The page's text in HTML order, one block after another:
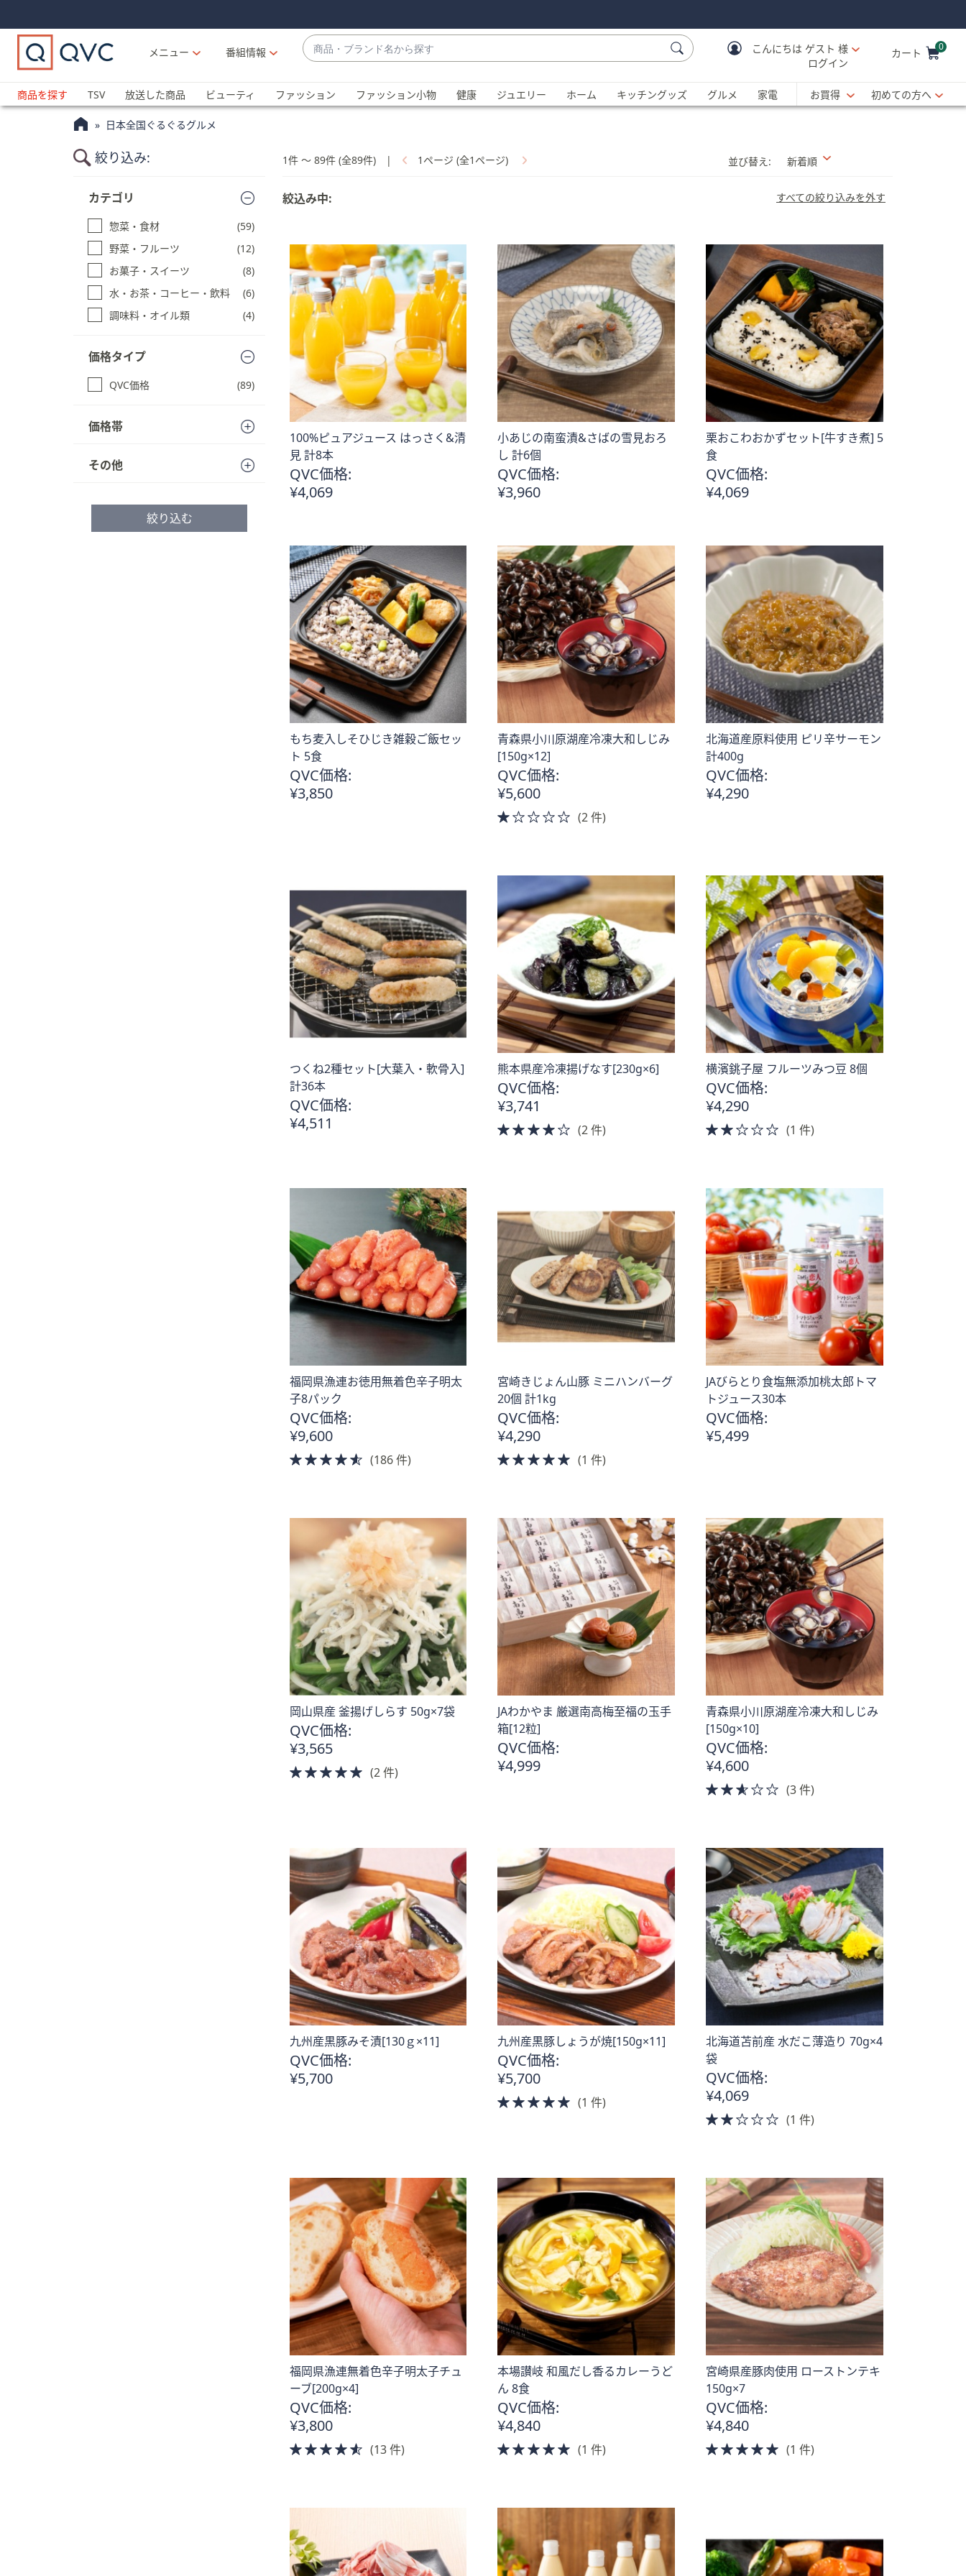
Links
Links2
メニュー
番組情報
商
品・
ラ
ン
か
探
補
が
可
な
場
上
下
の
矢
印
キ
ー
ま
た
は
タ
ッ
チ
デ
バ
イ
左
右
に
ス
ワ
イ
プ
し
て
閲
覧
で
き
ま
す。
こんにちは ゲスト 様
ログイン
カート 0
商品を探す
TSV 放送した商品 ビューティ ファッション ファッション小物 健康 ジュエリー ホーム キッチングッズ グルメ 家電 お買得 初めての方へ
日本全国ぐるぐるグルメ
絞り込み:
カテゴリ
惣菜・食材
(59)
野菜・フルーツ
(12)
お菓子・スイーツ
(8)
水・お茶・コーヒー・飲料
(6)
調味料・オイル類
(4)
価格タイプ
QVC価格 (89)
価格帯
その他
絞り込む
1件 〜 89件 (全89件) | 1ページ (全1ページ) 並び替え: 新着順
すべての絞り込みを外す
絞込み中:
100%ピュアジュース はっさく&清
見 計8本
QVC価格:
¥4,069
小あじの南蛮漬&さばの雪見おろ
し 計6個
QVC価格:
¥3,960
栗おこわおかずセット[牛すき煮] 5
食
QVC価格:
¥4,069
もち麦入しそひじき雑穀ご飯セッ
ト 5食
QVC価格:
¥3,850
青森県小川原湖産冷凍大和しじみ
[150g×12]
QVC価格:
¥5,600
1.0
(2 件)
北海道産原料使用 ピリ辛サーモン
計400g
QVC価格:
¥4,290
つくね2種セット[大葉入・軟骨入]
計36本
QVC価格:
¥4,511
熊本県産冷凍揚げなす[230g×6]
QVC価格:
¥3,741
4.0
(2 件)
横濱銚子屋 フルーツみつ豆 8個
QVC価格:
¥4,290
2.0
(1 件)
福岡県漁連お徳用無着色辛子明太
子8パック
QVC価格:
¥9,600
4.5
(186 件)
宮崎きじょん山豚 ミニハンバーグ
20個 計1kg
QVC価格:
¥4,290
5.0
(1 件)
JAびらとり食塩無添加桃太郎トマ
トジュース30本
QVC価格:
¥5,499
岡山県産 釜揚げしらす 50g×7袋
QVC価格:
¥3,565
5.0
(2 件)
JAわかやま 厳選南高梅至福の玉手
箱[12粒]
QVC価格:
¥4,999
青森県小川原湖産冷凍大和しじみ
[150g×10]
QVC価格:
¥4,600
2.5
(3 件)
九州産黒豚みそ漬[130ｇ×11]
QVC価格:
¥5,700
九州産黒豚しょうが焼[150g×11]
QVC価格:
¥5,700
5.0
(1 件)
北海道苫前産 水だこ薄造り 70g×4
袋
QVC価格:
¥4,069
2.0
(1 件)
福岡県漁連無着色辛子明太子チュ
ーブ[200g×4]
QVC価格:
¥3,800
4.5
(13 件)
本場讃岐 和風だし香るカレーうど
ん 8食
QVC価格:
¥4,840
5.0
(1 件)
宮崎県産豚肉使用 ローストンテキ
150g×7
QVC価格:
¥4,840
5.0
(1 件)